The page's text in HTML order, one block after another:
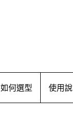
如何選型 使用